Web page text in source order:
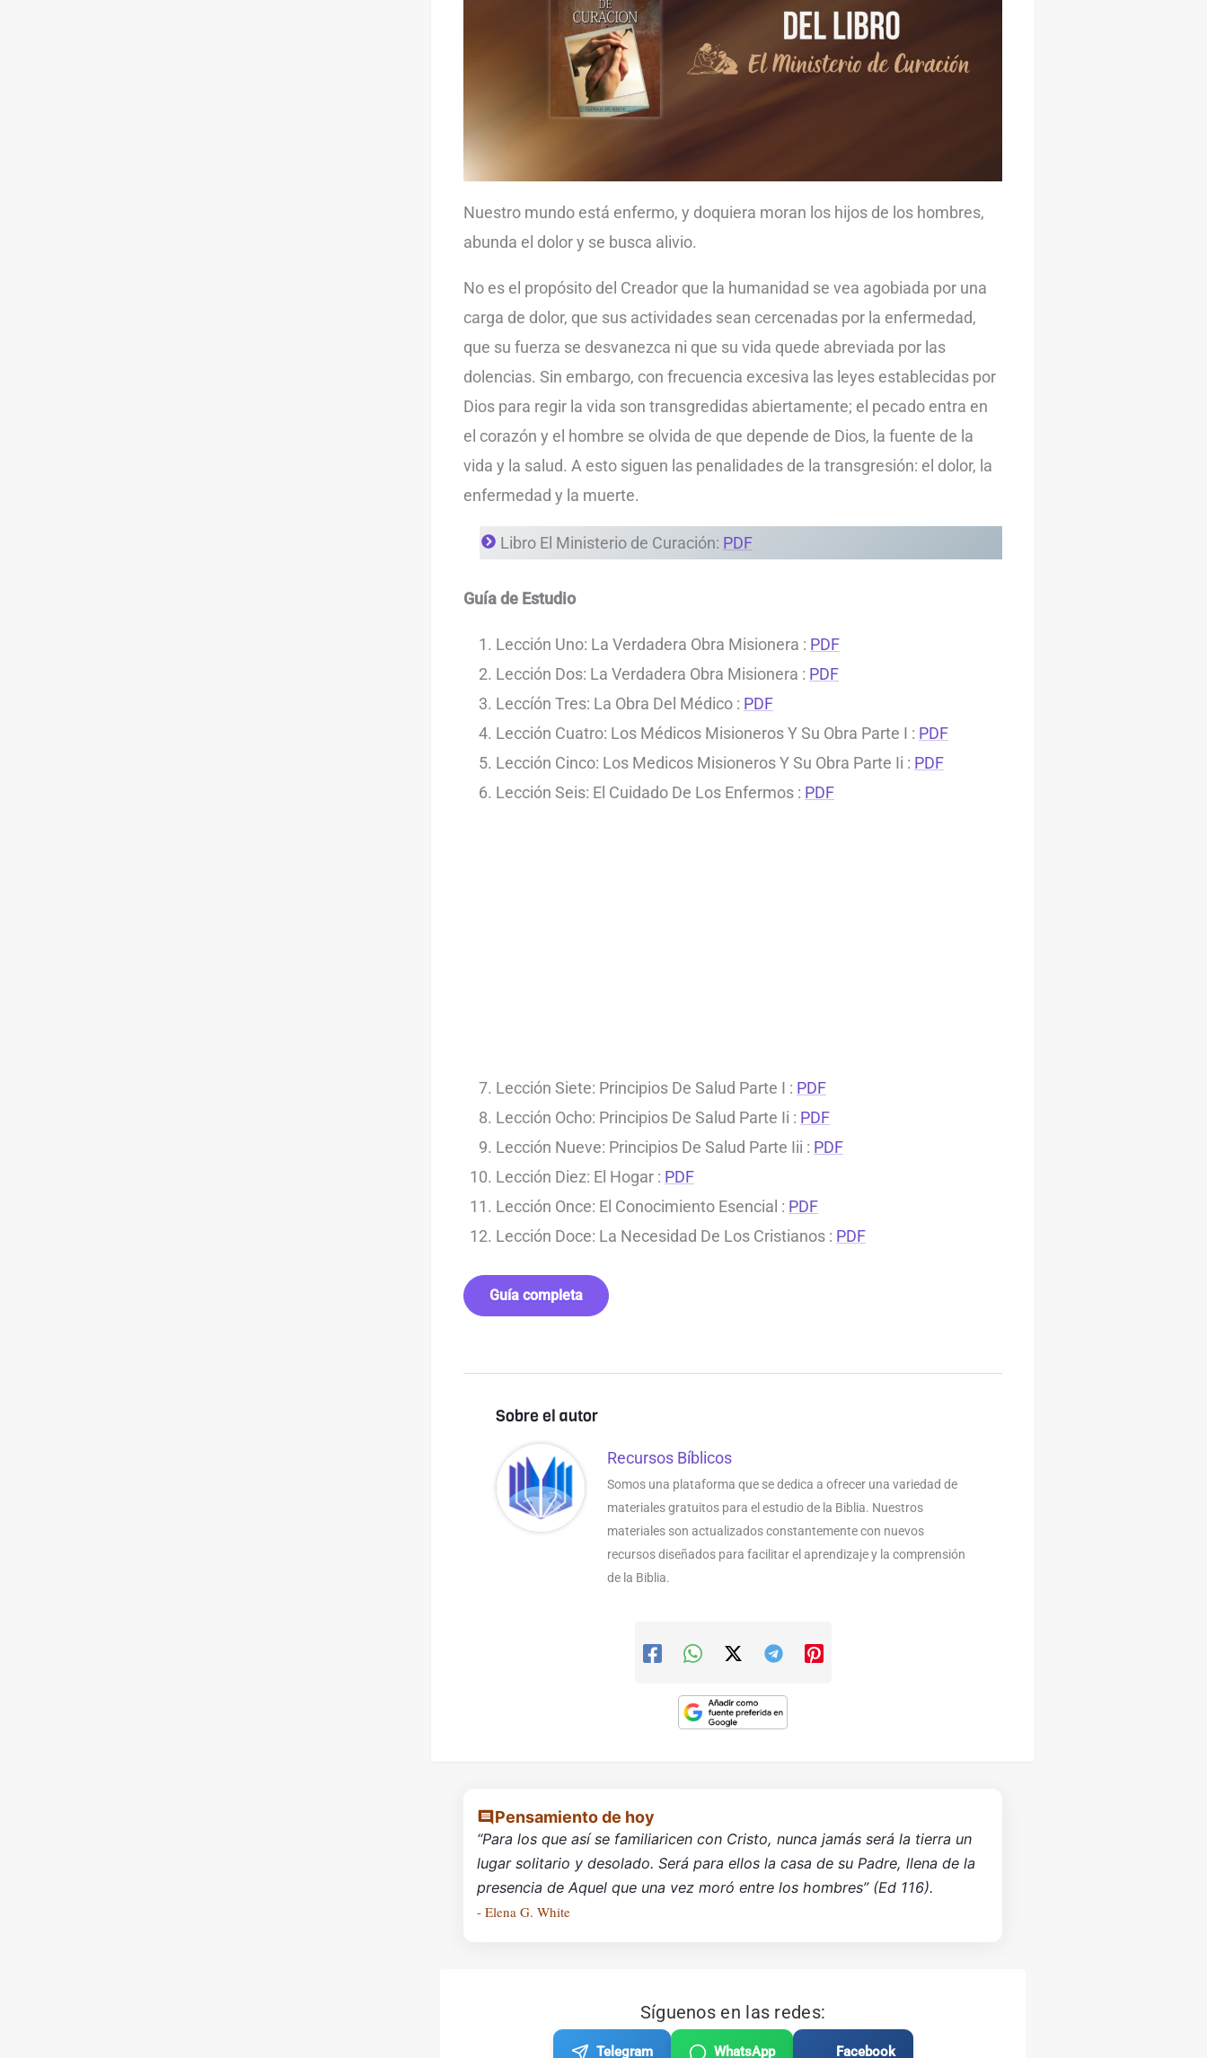
Nuestro mundo está enfermo, y doquiera moran los hijos de los hombres,
abunda el dolor y se busca alivio.
No es el propósito del Creador que la humanidad se vea agobiada por una
carga de dolor, que sus actividades sean cercenadas por la enfermedad,
que su fuerza se desvanezca ni que su vida quede abreviada por las
dolencias. Sin embargo, con frecuencia excesiva las leyes establecidas por
Dios para regir la vida son transgredidas abiertamente; el pecado entra en
el corazón y el hombre se olvida de que depende de Dios, la fuente de la
vida y la salud. A esto siguen las penalidades de la transgresión: el dolor, la
enfermedad y la muerte.
Libro El Ministerio de Curación: PDF
Guía de Estudio
Lección Uno: La Verdadera Obra Misionera : PDF
Lección Dos: La Verdadera Obra Misionera : PDF
Leccíón Tres: La Obra Del Médico : PDF
Lección Cuatro: Los Médicos Misioneros Y Su Obra Parte I : PDF
Lección Cinco: Los Medicos Misioneros Y Su Obra Parte Ii : PDF
Lección Seis: El Cuidado De Los Enfermos : PDF
Lección Siete: Principios De Salud Parte I : PDF
Lección Ocho: Principios De Salud Parte Ii : PDF
Lección Nueve: Principios De Salud Parte Iii : PDF
Lección Diez: El Hogar : PDF
Lección Once: El Conocimiento Esencial : PDF
Lección Doce: La Necesidad De Los Cristianos : PDF
Guía completa
Sobre el autor
Recursos Bíblicos
Somos una plataforma que se dedica a ofrecer una variedad de
materiales gratuitos para el estudio de la Biblia. Nuestros
materiales son actualizados constantemente con nuevos
recursos diseñados para facilitar el aprendizaje y la comprensión
de la Biblia.
Pensamiento de hoy
“Para los que así se familiaricen con Cristo, nunca jamás será la tierra un
lugar solitario y desolado. Será para ellos la casa de su Padre, llena de la
presencia de Aquel que una vez moró entre los hombres” (Ed 116).
- Elena G. White
Síguenos en las redes:
Telegram WhatsApp Facebook